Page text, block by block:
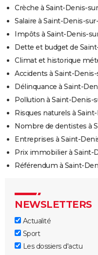
Crèche à Saint-Denis-
Salaire à Saint-Denis-
Impôts à Saint-Denis-
Dette et budget de
Climat et historique
Accidents à Saint-
Délinquance à Saint-
Pollution à Saint-Denis-
Risques naturels à
Nombre de dentistes à
Entreprises à Saint-
Prix immobilier à Saint-
Référendum à Saint-
NEWSLETTERS
Actualité
Sport
Les dossiers d'actu